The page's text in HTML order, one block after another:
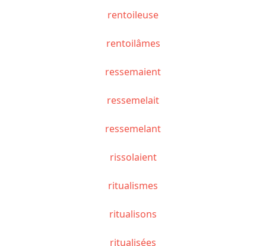
rentoileuse
rentoilâmes
ressemaient
ressemelait
ressemelant
rissolaient
ritualismes
ritualisons
ritualisées